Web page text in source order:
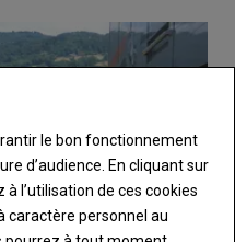
le bon fonctionnement
d’audience. En cliquant sur
l’utilisation de ces cookies
caractère personnel au